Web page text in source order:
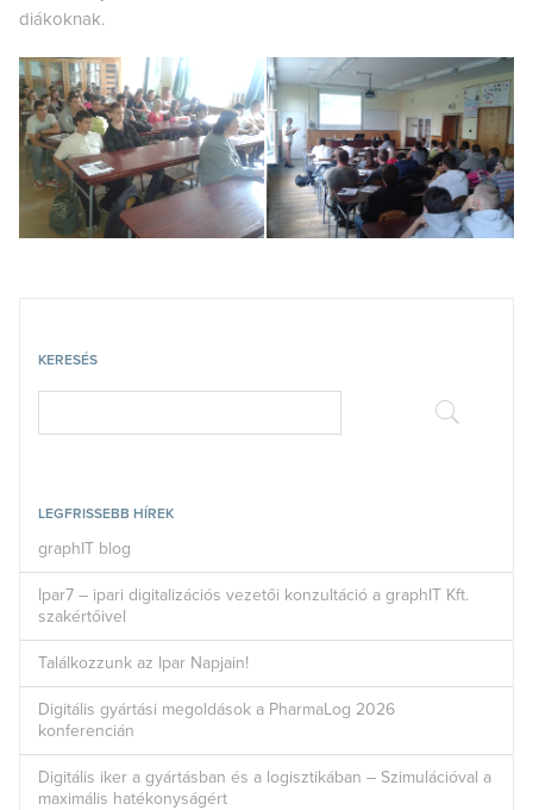
KERESÉS
LEGFRISSEBB HÍREK
graphIT blog
Ipar7 – ipari digitalizációs vezetői konzultáció a graphIT Kft.
szakértőivel
Találkozzunk az Ipar Napjain!
Digitális gyártási megoldások a PharmaLog 2026
konferencián
Digitális iker a gyártásban és a logisztikában – Szimulációval a
maximális hatékonyságért
diákoknak.